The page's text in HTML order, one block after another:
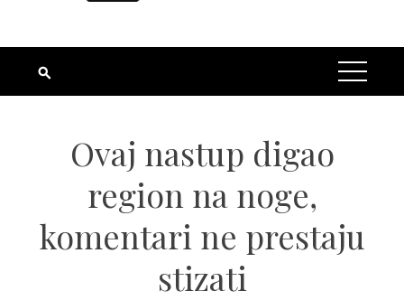
Ovaj nastup digao
region na noge,
komentari ne prestaju
stizati